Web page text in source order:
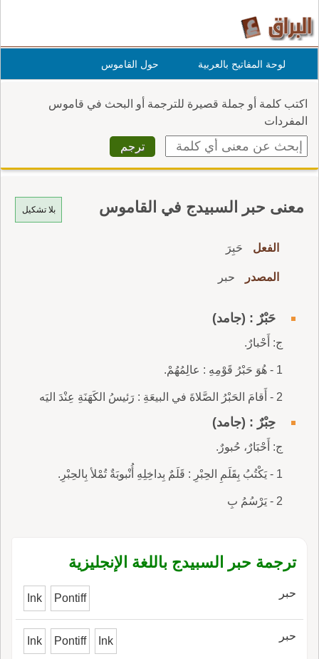
لوحة المفاتيح بالعربية حول القاموس
اكتب كلمة أو جملة قصيرة للترجمة أو البحث في قاموس
المفردات
بلا تشكيل معنى حبر السبيدج في القاموس
الفعل حَبِرَ
المصدر حبر
حَبْرٌ : (جامد)
ج: أَحْبارٌ.
1 - هُوَ حَبْرُ قَوْمِهِ : عالِمُهُمْ.
2 - أَقامَ الحَبْرُ الصَّلاةَ في البيعَةِ : رَئيسُ الكَهَنَةِ عِنْدَ اليَه
حِبْرٌ : (جامد)
ج: أَحْبَارٌ، حُبورٌ.
1 - يَكْتُبُ بِقَلَمِ الحِبْرِ : قَلَمٌ بِداخِلِهِ أُنْبوبَةٌ تُمْلأ بِالحِبْرِ.
2 - يَرْسُمُ بِ
ترجمة حبر السبيدج باللغة الإنجليزية
حبر Ink Pontiff
حبر Ink Pontiff Ink